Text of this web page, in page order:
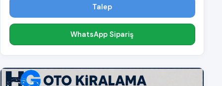
Talep
WhatsApp Sipariş